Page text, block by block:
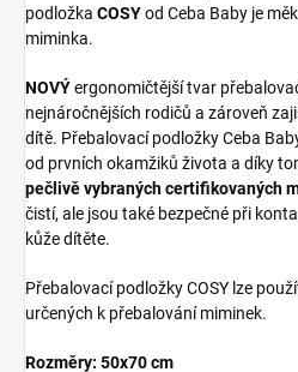
podložka COSYod Ceba Baby je
miminka.
NOVÝergonomičtější tvar
nejnáročnějších rodičů a zároveň
dítě. Přebalovací podložky Ceba
od prvních okamžiků života a díky
pečlivě vybraných certifikovaných
čistí, ale jsou také bezpečné při
kůže dítěte.
Přebalovací podložky COSY lze
určených k přebalování miminek.
Rozměry: 50x70 cm